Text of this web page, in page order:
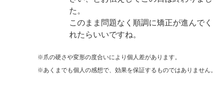
た。
このまま問題なく順調に矯正が進んでく
れたらいいですね。
※爪の硬さや変形の度合いにより個人差があります。
※あくまでも個人の感想で、効果を保証するものではありません。